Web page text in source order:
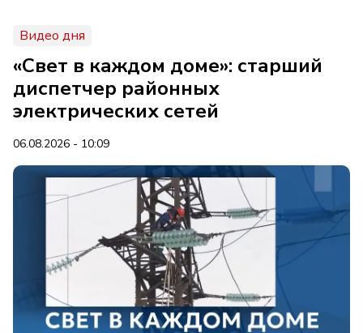
Видео дня
«Свет в каждом доме»: старший
диспетчер районных
электрических сетей
06.08.2026 - 10:09